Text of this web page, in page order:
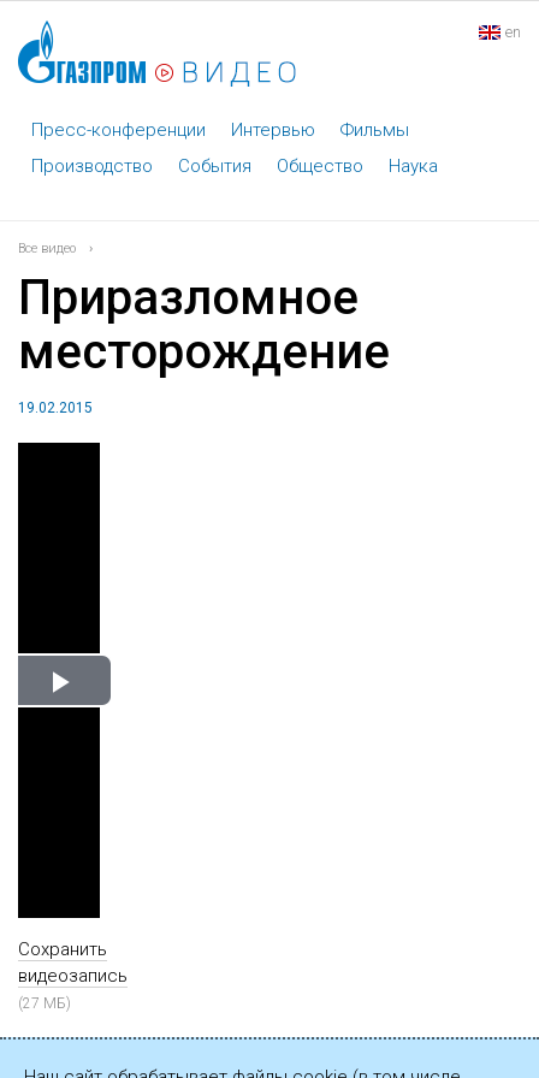
en
Пресс-конференции Интервью
Фильмы
Производство
События Общество Наука
Все видео ›
Приразломное
месторождение
19.02.2015
Play
Сохранить
видеозапись
(27 МБ)